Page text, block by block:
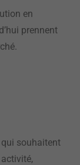
en
prennent
qui souhaitent